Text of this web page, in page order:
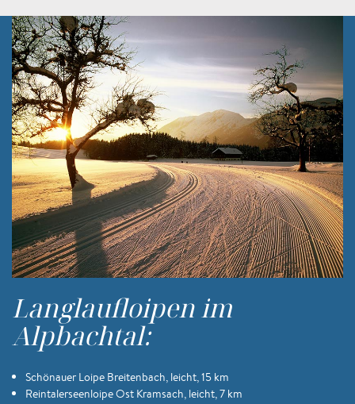
Langlaufloipen im
Alpbachtal:
Schönauer Loipe Breitenbach, leicht, 15 km
Reintalerseenloipe Ost Kramsach, leicht, 7 km